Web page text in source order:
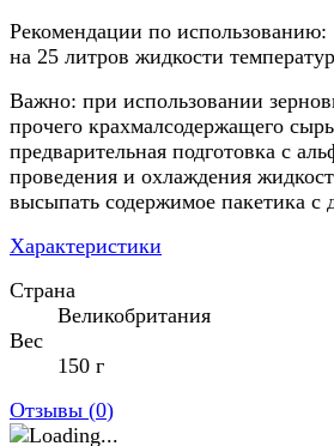
Рекомендации по
на 25 литров жидкости
Важно: при использовании
прочего крахмалсодержащего
предварительная подготовка с
проведения и охлаждения
высыпать содержимое пакетика с
Характеристики
Страна
Великобритания
Вес
150 г
Отзывы (0)